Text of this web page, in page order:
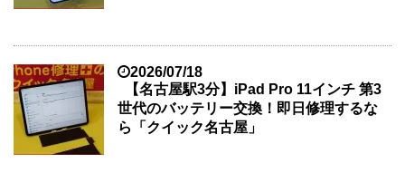
2026/07/18
【名古屋駅3分】iPad Pro 11インチ 第3
世代のバッテリー交換！即日修理するな
ら「クイック名古屋」